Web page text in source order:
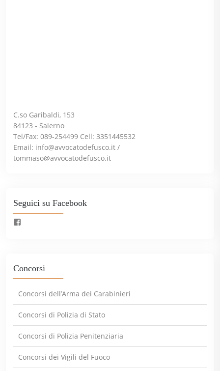
C.so Garibaldi, 153
84123 - Salerno
Tel/Fax: 089-254499 Cell: 3351445532
Email: info@avvocatodefusco.it /
tommaso@avvocatodefusco.it
Seguici su Facebook
Concorsi
Concorsi dell’Arma dei Carabinieri
Concorsi di Polizia di Stato
Concorsi di Polizia Penitenziaria
Concorsi dei Vigili del Fuoco